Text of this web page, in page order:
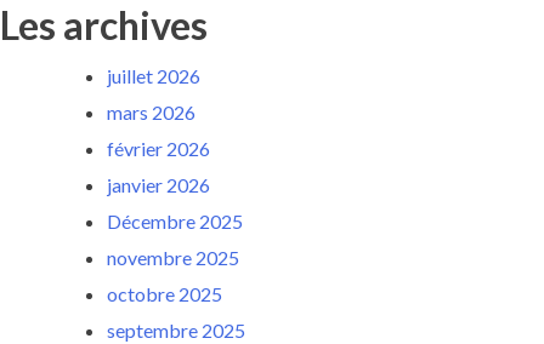
Les archives
juillet 2026
mars 2026
février 2026
janvier 2026
Décembre 2025
novembre 2025
octobre 2025
septembre 2025